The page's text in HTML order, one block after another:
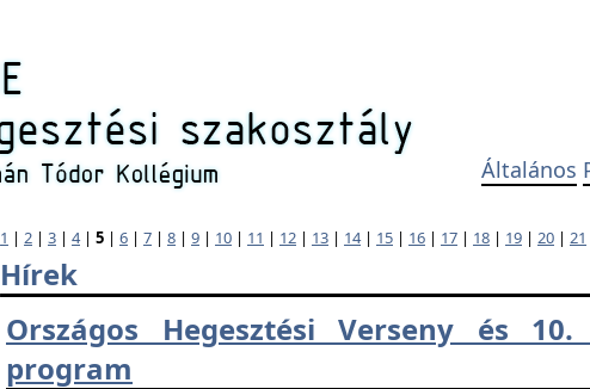
Általános
1 | 2 | 3 | 4| 5 | 6 | 7 | 8 | 9 | 10 | 11 | 12 | 13 | 14| 15 | 16 | 17 | 18 | 19 | 20 | 21
Hírek
Országos Hegesztési Verseny és
program